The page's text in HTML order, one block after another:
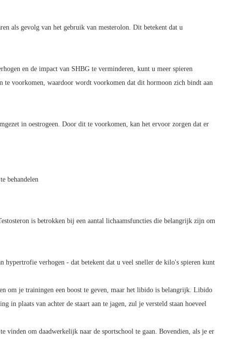
als gevolg van het gebruik van mesterolon. Dit betekent dat u
en de impact van SHBG te verminderen, kunt u meer spieren
te voorkomen, waardoor wordt voorkomen dat dit hormoon zich bindt aan
in oestrogeen. Door dit te voorkomen, kan het ervoor zorgen dat er
behandelen
is betrokken bij een aantal lichaamsfuncties die belangrijk zijn om
hypertrofie verhogen - dat betekent dat u veel sneller de kilo's spieren kunt
om je trainingen een boost te geven, maar het libido is belangrijk. Libido
in plaats van achter de staart aan te jagen, zul je versteld staan ​​hoeveel
vinden om daadwerkelijk naar de sportschool te gaan. Bovendien, als je er